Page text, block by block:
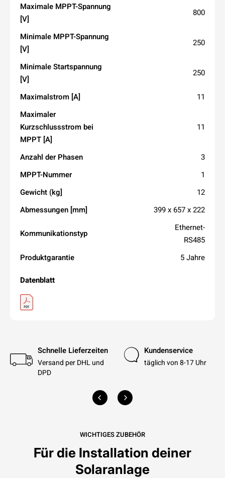
Maximale MPPT-Spannung
[V]
800
Minimale MPPT-Spannung
[V]
250
Minimale Startspannung
[V]
250
Maximalstrom [A]
11
Maximaler
Kurzschlussstrom bei
MPPT [A]
11
Anzahl der Phasen
3
MPPT-Nummer
1
Gewicht (kg]
12
Abmessungen [mm]
399 x 657 x 222
Kommunikationstyp
Ethernet-
RS485
Produktgarantie
5 Jahre
Datenblatt
Schnelle Lieferzeiten
Versand per DHL und
DPD
Kundenservice
täglich von 8-17 Uhr
WICHTIGES ZUBEHÖR
Für die Installation deiner
Solaranlage